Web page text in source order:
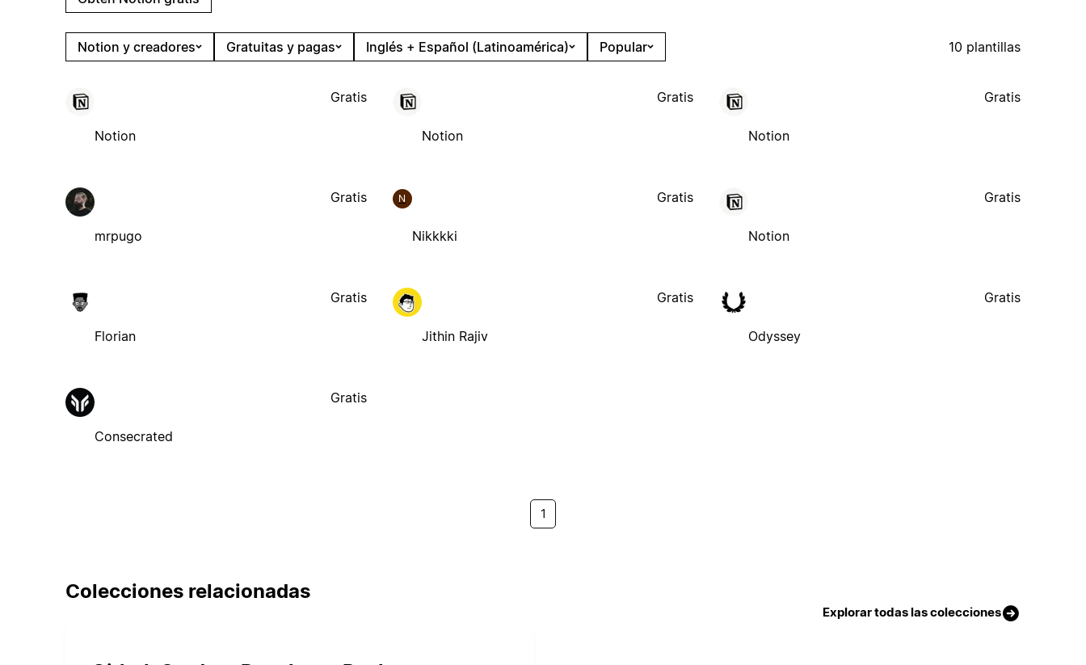
Notion y creadores Gratuitas y pagas Inglés + Español (Latinoamérica) Popular 10 plantillas
Notion
Gratis
Notion
Gratis
Notion
Gratis
mrpugo
Gratis N
Nikkkki
Gratis
Notion
Gratis
Florian
Gratis
Jithin Rajiv
Gratis
Odyssey
Gratis
Consecrated
Gratis
1
Colecciones relacionadas
Explorar todas las colecciones